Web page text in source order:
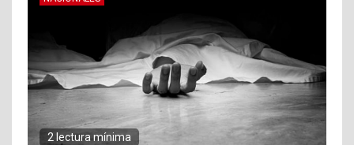
2 lectura mínima